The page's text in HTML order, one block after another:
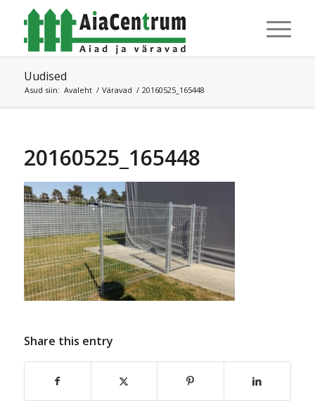
Uudised
Asud siin: Avaleht / Väravad / 20160525_165448
20160525_165448
Share this entry